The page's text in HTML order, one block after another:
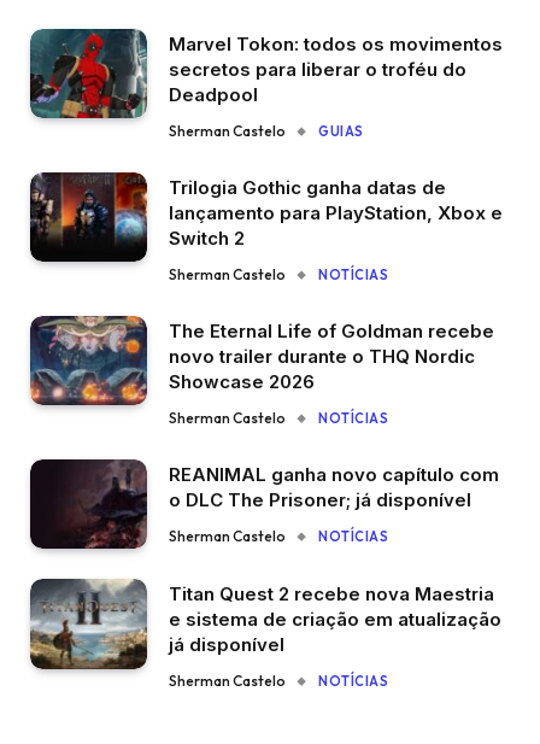
Marvel Tokon: todos os movimentos
secretos para liberar o troféu do
Deadpool
Sherman Castelo GUIAS
Trilogia Gothic ganha datas de
lançamento para PlayStation, Xbox e
Switch 2
Sherman Castelo NOTÍCIAS
The Eternal Life of Goldman recebe
novo trailer durante o THQ Nordic
Showcase 2026
Sherman Castelo NOTÍCIAS
REANIMAL ganha novo capítulo com
o DLC The Prisoner; já disponível
Sherman Castelo NOTÍCIAS
Titan Quest 2 recebe nova Maestria
e sistema de criação em atualização
já disponível
Sherman Castelo NOTÍCIAS